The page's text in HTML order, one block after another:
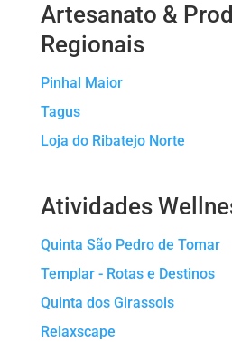
Artesanato &
Regionais
Pinhal Maior
Tagus
Loja do Ribatejo Norte
Atividades
Quinta São Pedro de Tomar
Templar - Rotas e Destinos
Quinta dos Girassois
Relaxscape